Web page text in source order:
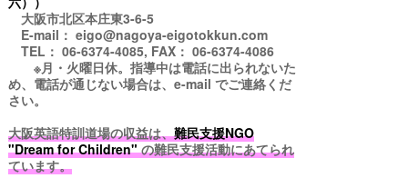
大阪市北区本庄東3-6-5
E-mail： eigo@nagoya-eigotokkun.com
TEL： 06-6374-4085, FAX： 06-6374-4086
※月・火曜日休。指導中は電話に出られないた
め、電話が通じない場合は、e-mail でご連絡くだ
さい。
大阪英語特訓道場の収益は、難民支援NGO
"Dream for Children"の難民支援活動にあてられ
ています。